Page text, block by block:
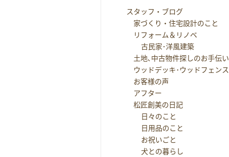
スタッフ・ブログ
家づくり・住宅設計のこと
リフォーム＆リノベ
古民家･洋風建築
土地､中古物件探しのお手伝い
ウッドデッキ･ウッドフェンス
お客様の声
アフター
松匠創美の日記
日々のこと
日用品のこと
お祝いごと
犬との暮らし